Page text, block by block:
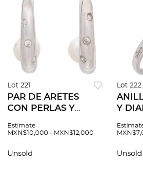
Lot 221
PAR DE ARETES
CON PERLAS Y
BLANCO DE 14K.
semiesféricas color
Estimate
MXN$10,000 - MXN$12,000
Unsold
Lot 222
Y
14K.
ct y
Unsold